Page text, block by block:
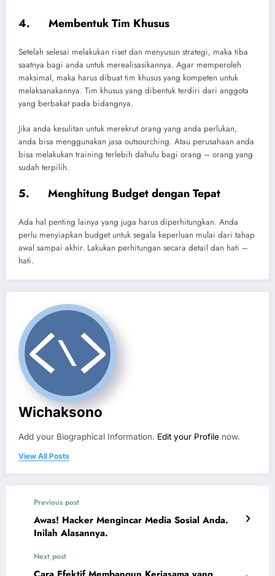
4. Membentuk Tim Khusus
Setelah selesai melakukan riset dan menyusun strategi, maka tiba
saatnya bagi anda untuk merealisasikannya. Agar memperoleh
maksimal, maka harus dibuat tim khusus yang kompeten untuk
melaksanakannya. Tim khusus yang dibentuk terdiri dari anggota
yang berbakat pada bidangnya.
Jika anda kesulitan untuk merekrut orang yang anda perlukan,
anda bisa menggunakan jasa outsourching. Atau perusahaan anda
bisa melakukan training terlebih dahulu bagi orang – orang yang
sudah terpilih.
5. Menghitung Budget dengan Tepat
Ada hal penting lainya yang juga harus diperhitungkan. Anda
perlu menyiapkan budget untuk segala keperluan mulai dari tahap
awal sampai akhir. Lakukan perhitungan secara detail dan hati –
hati.
Wichaksono
Add your Biographical Information. Edit your Profile now.
View All Posts
Previous post
Awas! Hacker Mengincar Media Sosial Anda.
Inilah Alasannya.
Next post